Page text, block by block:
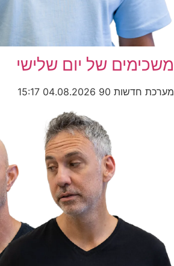
משכימים של יום שלישי
מערכת חדשות 90 04.08.2026
15:17